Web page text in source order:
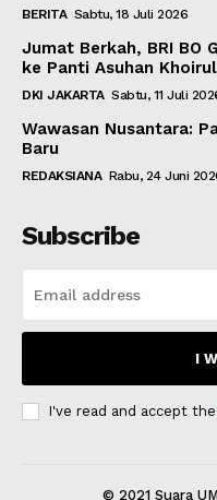
BERITA Sabtu, 18 Juli 2026
Jumat Berkah, BRI
ke Panti Asuhan
DKI JAKARTA Sabtu, 11 Juli
Wawasan Nusantara:
Baru
REDAKSIANA Rabu, 24 Juni
Subscribe
I
I've read and accept the
© 2021 Suara